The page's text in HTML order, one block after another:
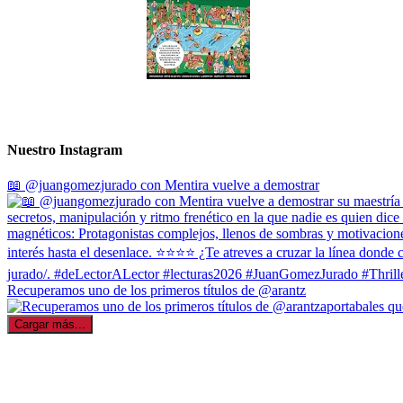
Nuestro Instagram
📖 @juangomezjurado con Mentira vuelve a demostrar
Recuperamos uno de los primeros títulos de @arantz
Cargar más...